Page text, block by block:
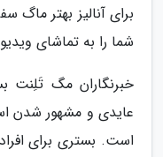
شما را به تماشای
خبرنگاران مگ
عایدی و مشهور شدن
است. بستری برای